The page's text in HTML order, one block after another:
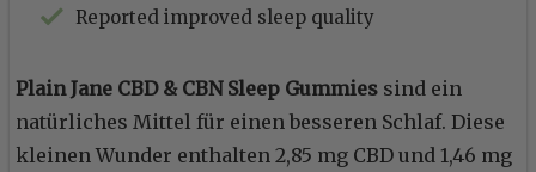
Reported improved sleep quality
Plain Jane CBD & CBN Sleep Gummies sind ein
natürliches Mittel für einen besseren Schlaf. Diese
kleinen Wunder enthalten 2,85 mg CBD und 1,46 mg